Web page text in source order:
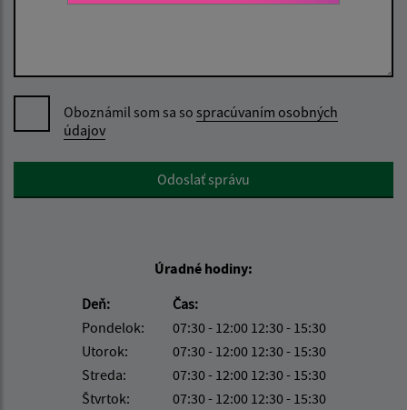
Oboznámil som sa so spracúvaním osobných
údajov
Google reCaptcha ResponseOdoslať správu
Úradné hodiny:
Deň:
Čas:
Pondelok:
07:30 - 12:00 12:30 - 15:30
Utorok:
07:30 - 12:00 12:30 - 15:30
Streda:
07:30 - 12:00 12:30 - 15:30
Štvrtok:
07:30 - 12:00 12:30 - 15:30